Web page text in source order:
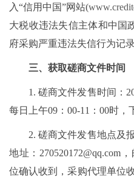
入“信用中国”网站(
大税收违法失信主体和中国
府采购严重违法失信行为记
三、获取磋商文件时间
1. 磋商文件发售时间：
每日上午09：00-11：00时，
2. 磋商文件发售地点及
地址：270520172@qq.com
位确认收到，采购代理单位